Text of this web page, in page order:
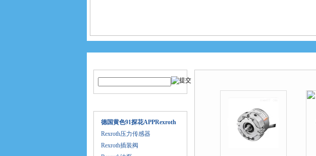
德国黄色91探花APPRexroth
Rexroth压力传感器
Rexroth插装阀